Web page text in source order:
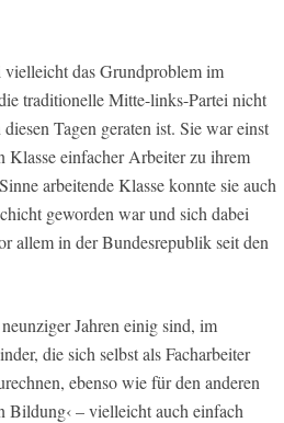
das Grundproblem im
traditionelle Mitte-links-Partei nicht
Tagen geraten ist. Sie war einst
Klasse einfacher Arbeiter zu ihrem
arbeitende Klasse konnte sie auch
geworden war und sich dabei
allem in der Bundesrepublik seit den
Jahren einig sind, im
die sich selbst als Facharbeiter
ebenso wie für den anderen
Bildung‹ – vielleicht auch einfach